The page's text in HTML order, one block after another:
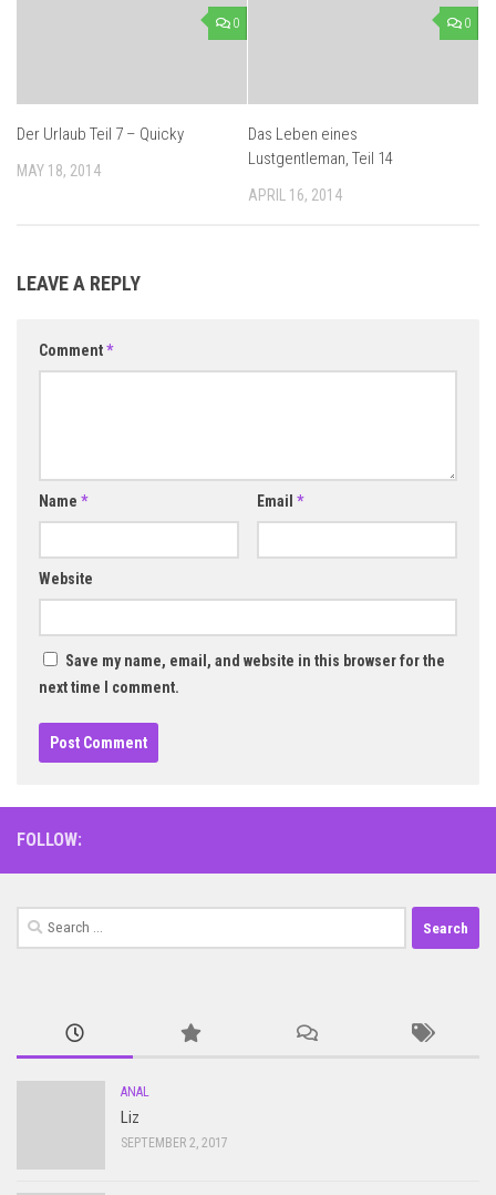
0
Der Urlaub Teil 7 – Quicky
MAY 18, 2014
0
Das Leben eines
Lustgentleman, Teil 14
APRIL 16, 2014
LEAVE A REPLY
Comment*
Name * Email *
Website
Save my name, email, and website in this browser for the
next time I comment.
FOLLOW:
Search
for:
ANAL
Liz
SEPTEMBER 2, 2017